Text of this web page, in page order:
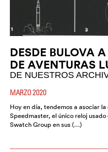
DESDE BULOVA
DE AVENTURAS
DE NUESTROS
MARZO 2020
Hoy en día, tendemos a asociar
Speedmaster, el único reloj
Swatch Group en sus (…)